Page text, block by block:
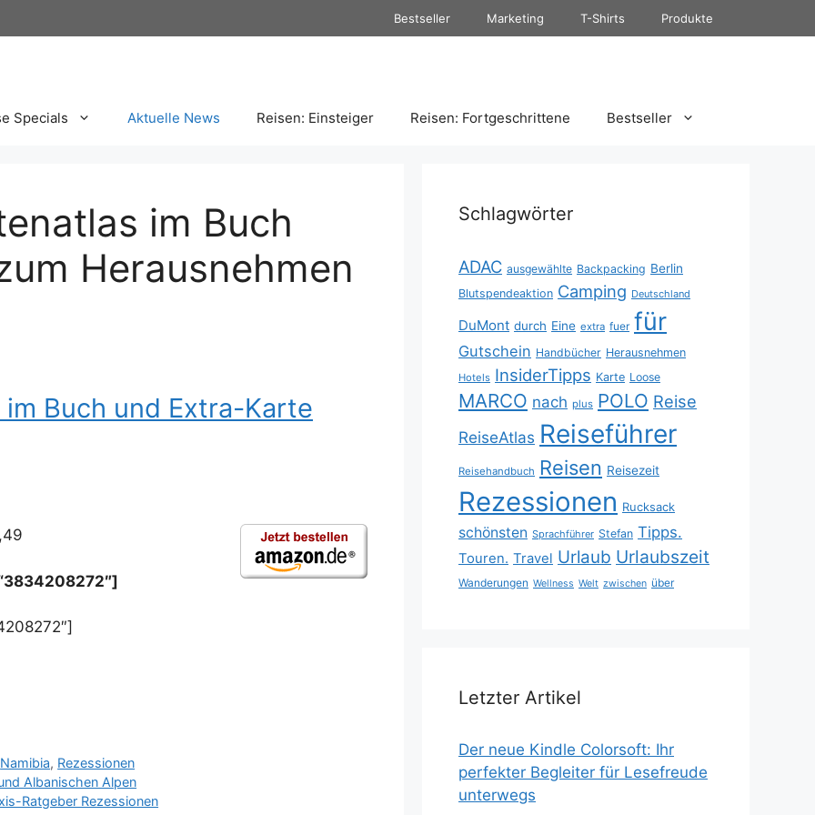
Bestseller Marketing T-Shirts Produkte
Specials Aktuelle News Reisen: Einsteiger Reisen: Fortgeschrittene Bestseller
im Buch
Herausnehmen
Buch und Extra-Karte
Namibia, Rezessionen
Albanischen Alpen
Ratgeber Rezessionen
Schlagwörter
ADAC ausgewählte Backpacking Berlin
Blutspendeaktion Camping Deutschland
DuMont durch Eine extra fuer für
Gutschein Handbücher Herausnehmen
Hotels InsiderTipps Karte Loose
MARCO nach plus POLO Reise
ReiseAtlas Reiseführer
Reisehandbuch Reisen Reisezeit
Rezessionen Rucksack
schönsten Sprachführer Stefan Tipps.
Touren. Travel Urlaub Urlaubszeit
Wanderungen Wellness Welt zwischen über
Letzter Artikel
Der neue Kindle Colorsoft: Ihr
perfekter Begleiter für Lesefreude
unterwegs